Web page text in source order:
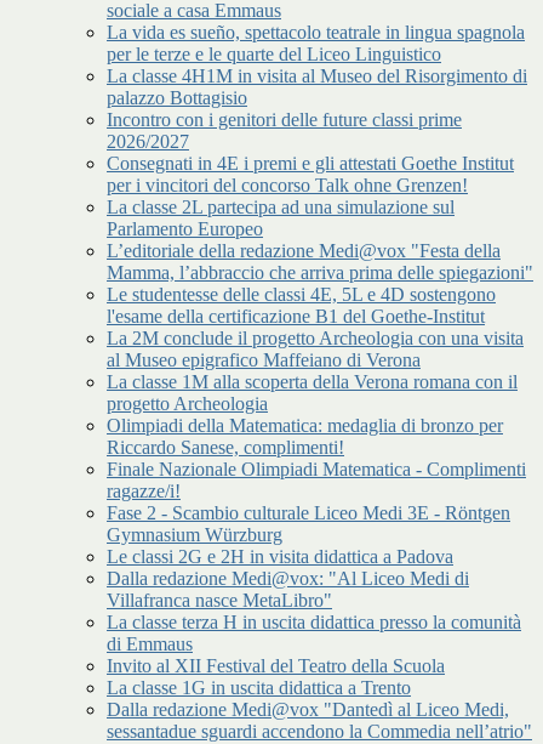
sociale a casa Emmaus
La vida es sueño, spettacolo teatrale in lingua spagnola
per le terze e le quarte del Liceo Linguistico
La classe 4H1M in visita al Museo del Risorgimento di
palazzo Bottagisio
Incontro con i genitori delle future classi prime
2026/2027
Consegnati in 4E i premi e gli attestati Goethe Institut
per i vincitori del concorso Talk ohne Grenzen!
La classe 2L partecipa ad una simulazione sul
Parlamento Europeo
L’editoriale della redazione Medi@vox "Festa della
Mamma, l’abbraccio che arriva prima delle spiegazioni"
Le studentesse delle classi 4E, 5L e 4D sostengono
l'esame della certificazione B1 del Goethe-Institut
La 2M conclude il progetto Archeologia con una visita
al Museo epigrafico Maffeiano di Verona
La classe 1M alla scoperta della Verona romana con il
progetto Archeologia
Olimpiadi della Matematica: medaglia di bronzo per
Riccardo Sanese, complimenti!
Finale Nazionale Olimpiadi Matematica - Complimenti
ragazze/i!
Fase 2 - Scambio culturale Liceo Medi 3E - Röntgen
Gymnasium Würzburg
Le classi 2G e 2H in visita didattica a Padova
Dalla redazione Medi@vox: "Al Liceo Medi di
Villafranca nasce MetaLibro"
La classe terza H in uscita didattica presso la comunità
di Emmaus
Invito al XII Festival del Teatro della Scuola
La classe 1G in uscita didattica a Trento
Dalla redazione Medi@vox "Dantedì al Liceo Medi,
sessantadue sguardi accendono la Commedia nell’atrio"